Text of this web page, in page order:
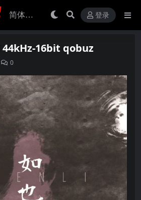
登录
44kHz-16bit qobuz
0